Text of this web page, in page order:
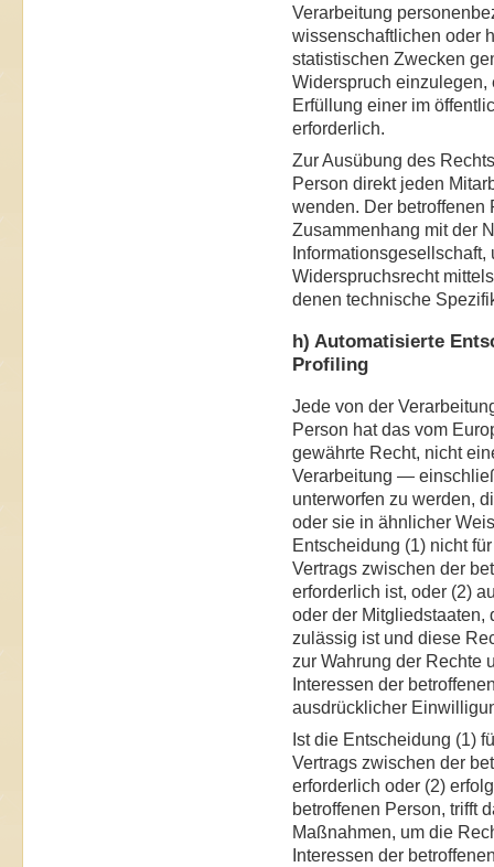
Verarbeitung
wissenschaftlichen oder
statistischen Zwecken
Widerspruch einzulegen,
Erfüllung einer im
erforderlich.
Zur Ausübung des
Person direkt jeden
wenden. Der betroffenen
Zusammenhang mit der
Widerspruchsrecht
denen technische
h) Automatisierte
Profiling
Jede von der
Person hat das vom
gewährte Recht, nicht
Verarbeitung —
unterworfen zu werden,
oder sie in ähnlicher
Entscheidung (1) nicht
Vertrags zwischen der
erforderlich ist, oder (2)
oder der Mitgliedstaaten,
zulässig ist und diese
zur Wahrung der Rechte
Interessen der
ausdrücklicher
Ist die Entscheidung (1)
Vertrags zwischen der
erforderlich oder (2)
betroffenen Person, trifft
Maßnahmen, um die
Interessen der